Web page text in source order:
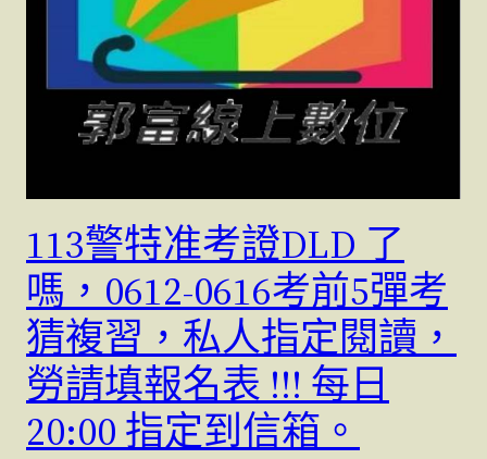
113警特准考證DLD 了
嗎，0612-0616考前5彈考
猜複習，私人指定閱讀，
勞請填報名表 !!! 每日
20:00 指定到信箱。